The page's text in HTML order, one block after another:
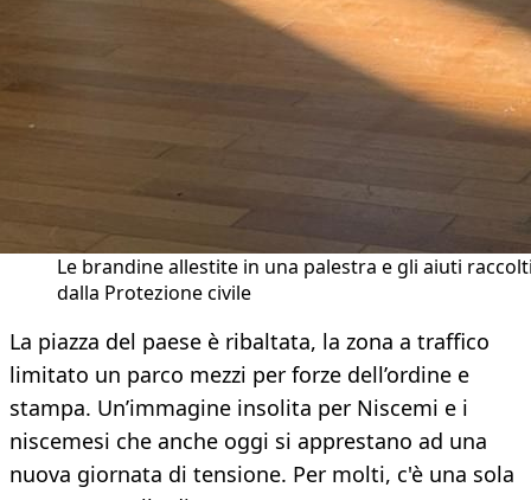
Le brandine allestite in una palestra e gli aiuti
dalla Protezione civile
La piazza del paese è ribaltata, la zona a traffico
limitato un parco mezzi per forze dell’ordine e
stampa. Un’immagine insolita per Niscemi e i
niscemesi che anche oggi si apprestano ad una
nuova giornata di tensione. Per molti, c'è una sola